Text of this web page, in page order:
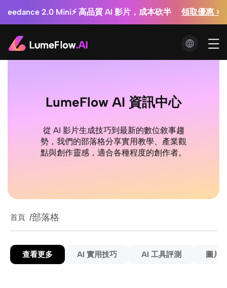
Seedance 2.0 Mini⚡ 高品質 AI 影片，成本砍半 領取優惠 >>
工作室：廣告影片每支 $0.3 起 + 商品圖無限生成
Seedance 2.5 即將登場！⚡ 會員限定搶先體驗 領取優惠 >>
LumeFlow AI 資訊中心
從 AI 影片生成技巧到最新的數位敘事趨
勢，我們的部落格分享實用教學、產業觀
點與創作靈感，適合各種程度的創作者。
首頁 部落格
查看更多 AI 實用技巧 AI 工具評測 圖片